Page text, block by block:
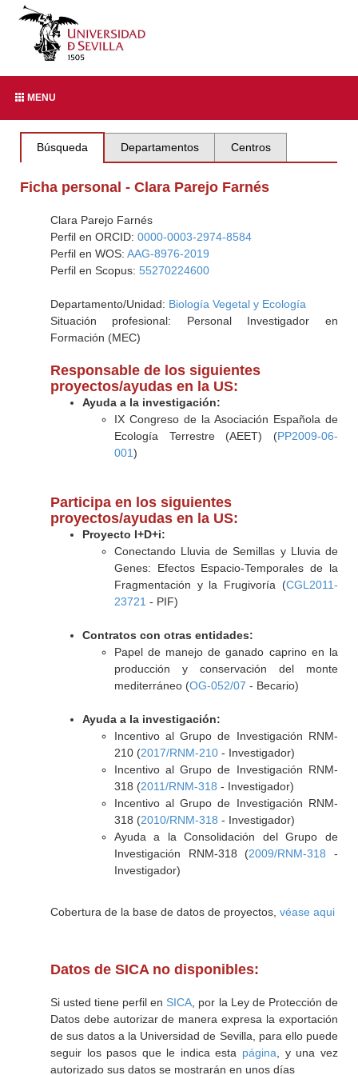
MENU
Búsqueda Departamentos Centros
Ficha personal - Clara Parejo Farnés
Clara Parejo Farnés
Perfil en ORCID: 0000-0003-2974-8584
Perfil en WOS: AAG-8976-2019
Perfil en Scopus: 55270224600
Departamento/Unidad: Biología Vegetal y Ecología
Situación profesional: Personal Investigador en
Formación (MEC)
Responsable de los siguientes
proyectos/ayudas en la US:
Ayuda a la investigación:
IX Congreso de la Asociación Española de
Ecología Terrestre (AEET) (PP2009-06-
001)
Participa en los siguientes
proyectos/ayudas en la US:
Proyecto I+D+i:
Conectando Lluvia de Semillas y Lluvia de
Genes: Efectos Espacio-Temporales de la
Fragmentación y la Frugivoría (CGL2011-
23721 - PIF)
Contratos con otras entidades:
Papel de manejo de ganado caprino en la
producción y conservación del monte
mediterráneo (OG-052/07 - Becario)
Ayuda a la investigación:
Incentivo al Grupo de Investigación RNM-
210 (2017/RNM-210- Investigador)
Incentivo al Grupo de Investigación RNM-
318 (2011/RNM-318 - Investigador)
Incentivo al Grupo de Investigación RNM-
318 (2010/RNM-318 - Investigador)
Ayuda a la Consolidación del Grupo de
Investigación RNM-318 (2009/RNM-318 -
Investigador)
Cobertura de la base de datos de proyectos, véase aqui
Datos de SICA no disponibles:
Si usted tiene perfil en SICA , por la Ley de Protección de
Datos debe autorizar de manera expresa la exportación
de sus datos a la Universidad de Sevilla, para ello puede
seguir los pasos que le indica esta página , y una vez
autorizado sus datos se mostrarán en unos días